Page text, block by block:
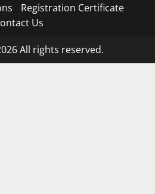
Registration Certificate
Us
All rights reserved.